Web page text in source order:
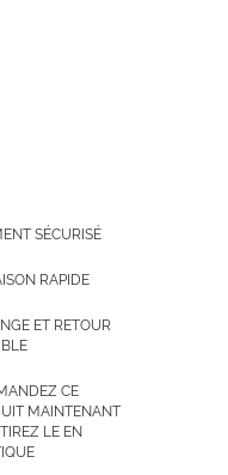
SÉCURISÉ
RAPIDE
ET RETOUR
CE
MAINTENANT
LE EN